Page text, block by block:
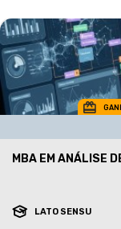
MBA EM ANÁLISE
LATO SENSU